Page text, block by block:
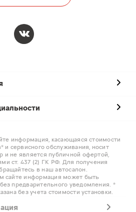
информация, касающаяся стоимости
и сервисного обслуживания, носит
и не является публичной офертой,
ст. 437 (2) ГК РФ. Для получения
в наш автосалон.
сайте информация может быть
предварительного уведомления. *
без учета стоимости установки.